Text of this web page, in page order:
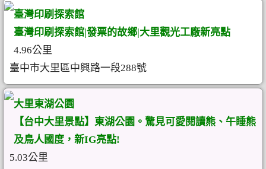
臺灣印刷探索館
臺灣印刷探索館|發票的故鄉|大里觀光工廠新亮點
4.96公里
臺中市大里區中興路一段288號
大里東湖公園
【台中大里景點】東湖公園。驚見可愛閱讀熊、午睡熊
及鳥人國度，新IG亮點!
5.03公里